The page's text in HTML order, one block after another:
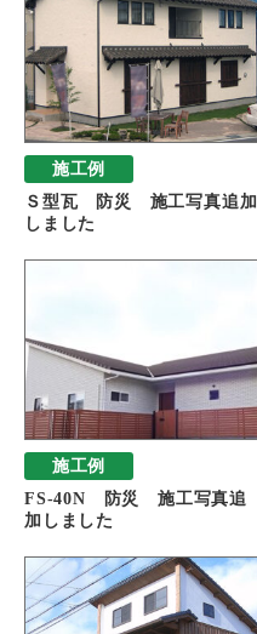
施工例
Ｓ型瓦 防災 施工写真追加
しました
施工例
FS-40N 防災 施工写真追
加しました